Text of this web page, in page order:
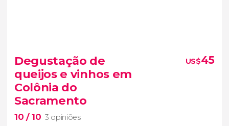
276 opiniões
visita guiada por Montevidéu
Cidade Velha da capital do Uruguai
Degustação de
queijos e vinhos em
Colônia do
Sacramento
10/ 10 3 opiniões
US$45